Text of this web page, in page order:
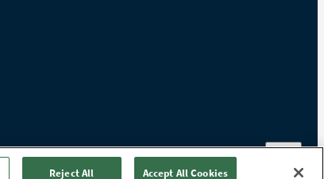
Reject All Accept All Cookies